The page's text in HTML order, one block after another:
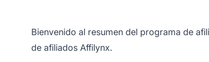
Bienvenido al resumen del programa de
de afiliados Affilynx.